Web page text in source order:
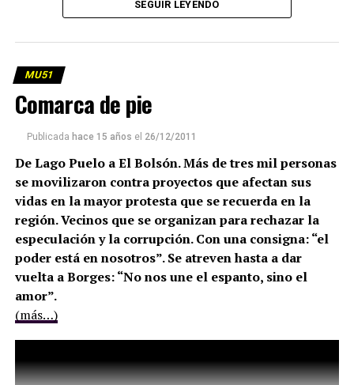
SEGUIR LEYENDO
MU51
Comarca de pie
Publicada hace 15 años el 26/12/2011
De Lago Puelo a El Bolsón. Más de tres mil personas
se movilizaron contra proyectos que afectan sus
vidas en la mayor protesta que se recuerda en la
región. Vecinos que se organizan para rechazar la
especulación y la corrupción. Con una consigna: “el
poder está en nosotros”. Se atreven hasta a dar
vuelta a Borges: “No nos une el espanto, sino el
amor”.
(más…)